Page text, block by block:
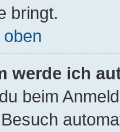
bringt.
werde ich
beim